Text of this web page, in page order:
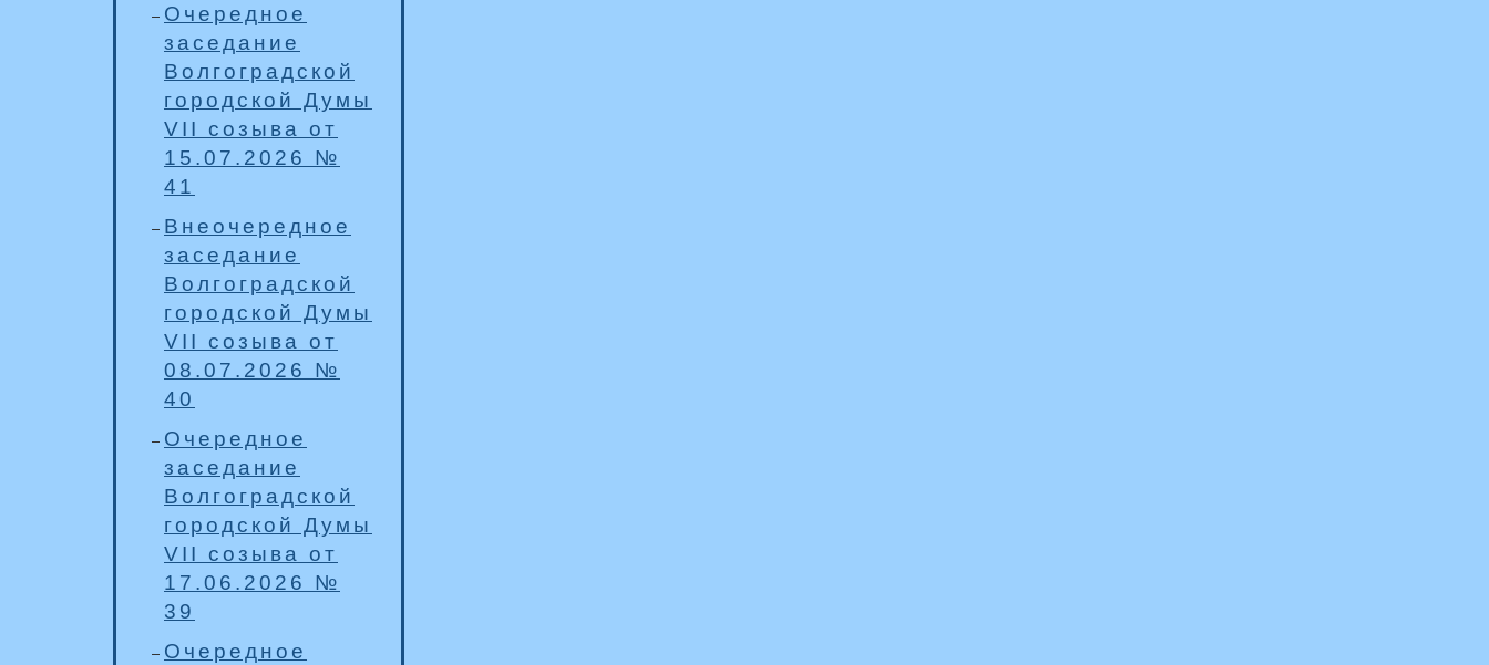
Очередное
заседание
Волгоградской
городской Думы
VII созыва от
15.07.2026 №
41
Внеочередное
заседание
Волгоградской
городской Думы
VII созыва от
08.07.2026 №
40
Очередное
заседание
Волгоградской
городской Думы
VII созыва от
17.06.2026 №
39
Очередное